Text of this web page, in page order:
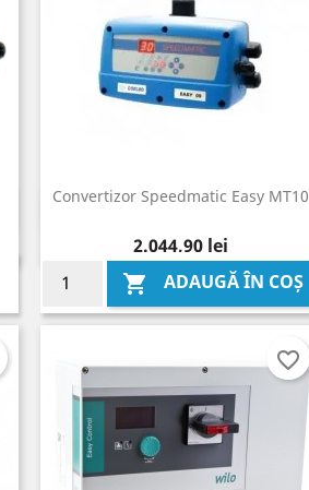
Convertizor Speedmatic Easy MT10
Pret
2.044,90 lei
 ADAUGĂ ÎN COȘ
Vizualizare rapida
favorite_border